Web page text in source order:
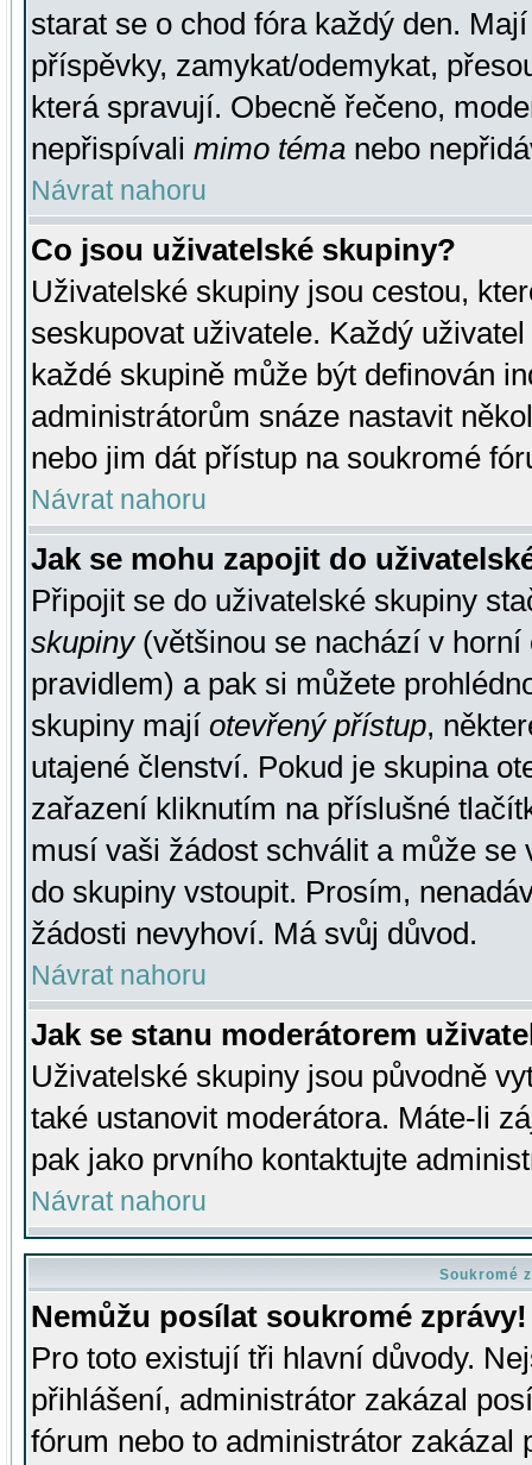
starat se o chod fóra každý den.
příspěvky, zamykat/odemykat,
která spravují. Obecně řečeno,
nepřispívali mimo téma nebo
Návrat nahoru
Co jsou uživatelské skupiny?
Uživatelské skupiny jsou cestou,
seskupovat uživatele. Každý
každé skupině může být definován
administrátorům snáze nastavit
nebo jim dát přístup na soukromé
Návrat nahoru
Jak se mohu zapojit do
Připojit se do uživatelské skupiny
skupiny(většinou se nachází v horní
pravidlem) a pak si můžete
skupiny mají otevřený přístup,
utajené členství. Pokud je skupina
zařazení kliknutím na příslušné
musí vaši žádost schválit a může se
do skupiny vstoupit. Prosím,
žádosti nevyhoví. Má svůj důvod.
Návrat nahoru
Jak se stanu moderátorem
Uživatelské skupiny jsou původně
také ustanovit moderátora. Máte-li
pak jako prvního kontaktujte
Návrat nahoru
Soukromé
Nemůžu posílat soukromé zprávy!
Pro toto existují tři hlavní důvody.
přihlášení, administrátor zakázal
fórum nebo to administrátor zakázal